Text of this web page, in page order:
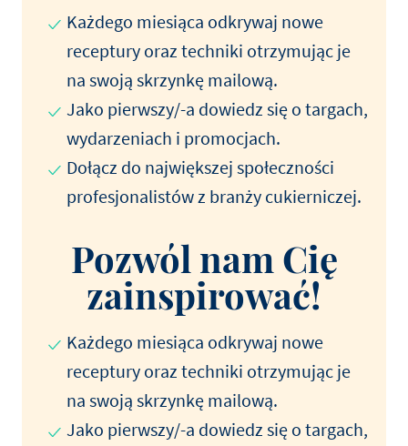
Każdego miesiąca odkrywaj nowe
receptury oraz techniki otrzymując je
na swoją skrzynkę mailową.
Jako pierwszy/-a dowiedz się o targach,
wydarzeniach i promocjach.
Dołącz do największej społeczności
profesjonalistów z branży cukierniczej.
Pozwól nam Cię
zainspirować!
Każdego miesiąca odkrywaj nowe
receptury oraz techniki otrzymując je
na swoją skrzynkę mailową.
Jako pierwszy/-a dowiedz się o targach,